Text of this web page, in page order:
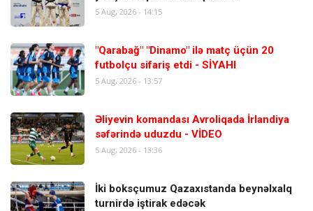
5 Aug, 2026 - 14:15
"Qarabağ" "Dinamo" ilə matç üçün 20
futbolçu sifariş etdi - SİYAHI
5 Aug, 2026 - 13:57
Əliyevin komandası Avroliqada İrlandiya
səfərində uduzdu - VİDEO
5 Aug, 2026 - 13:36
İki boksçumuz Qazaxıstanda beynəlxalq
turnirdə iştirak edəcək